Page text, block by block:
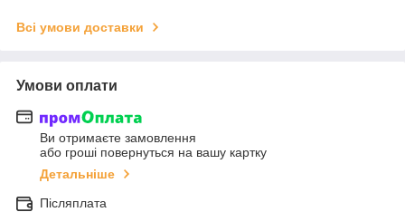
Всі умови доставки
Умови оплати
Ви отримаєте замовлення
або гроші повернуться на вашу картку
Детальніше
Післяплата